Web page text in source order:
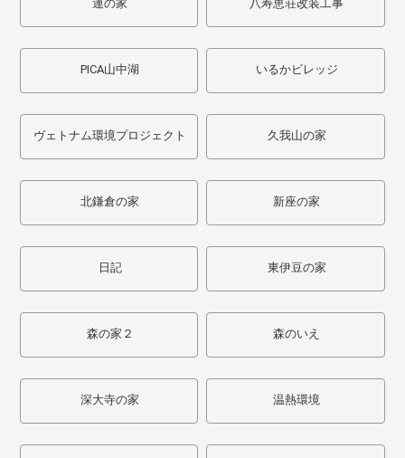
連の家 八寿恵荘改装工事
PICA山中湖 いるかビレッジ
ヴェトナム環境プロジェクト 久我山の家
北鎌倉の家 新座の家
日記 東伊豆の家
森の家２ 森のいえ
深大寺の家 温熱環境